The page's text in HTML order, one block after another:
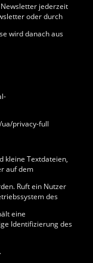
jederzeit
oder durch
wird danach aus
privacy-full
kleine Textdateien,
auf dem
Ruft ein Nutzer
des
eine
Identifizierung des